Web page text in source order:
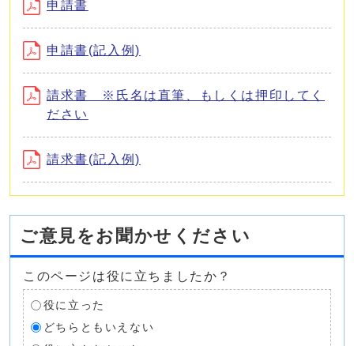
申請書
申請書(記入例)
請求書 ※氏名は直筆、もしくは押印してく
ださい
請求書(記入例)
ご意見をお聞かせください
このページは役に立ちましたか？
役に立った
どちらともいえない